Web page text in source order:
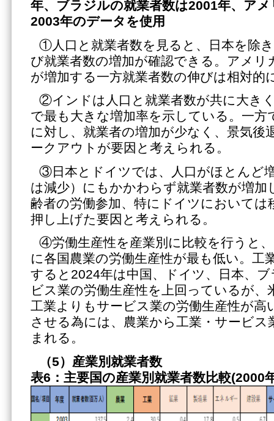
年、ブラジルの就業者数は2001年、ア
2003年のデータを使用
①人口と就業者数を見ると、日本を除
び就業者数の増加が確認できる。アメリ
が増加する一方就業者数の伸びは相対的
②インドは人口と就業者数が共に大き
で最も大きな増加率を示している。一方
に対し、就業者の増加が少なく、景気後
ークアウトが要因と考えられる。
③日本とドイツでは、人口がほとんど
は減少）にもかかわらず就業者数が増加
齢者の労働参加、特にドイツにおいては
押し上げた要因と考えられる。
④労働生産性を産業別に比較を行うと
に各国農業の労働生産性が最も低い。工
すると2024年は中国、ドイツ、日本、
ビス業の労働生産性を上回っているが、
工業よりもサービス業の労働生産性が高
させる為には、農業から工業・サービス
まれる。
（5）産業別就業者数
表6：主要国の産業別就業者数比較(2000